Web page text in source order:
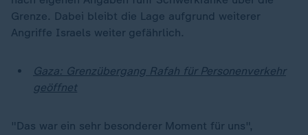
Grenze. Dabei bleibt die Lage aufgrund weiterer
Angriffe Israels weiter gefährlich.
Gaza: Grenzübergang Rafah für Personenverkehr
geöffnet
"Das war ein sehr besonderer Moment für uns",